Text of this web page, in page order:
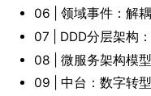
06 | 领域事件：解
07 | DDD分层架构
08 | 微服务架构模
09 | 中台：数字转